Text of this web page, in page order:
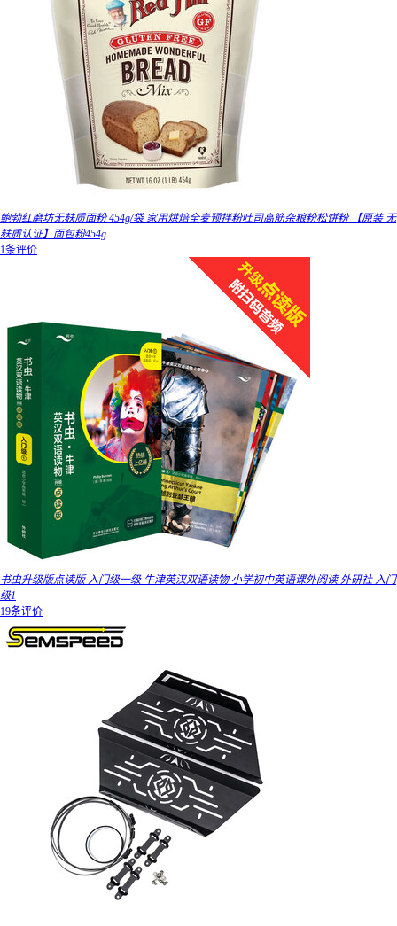
鲍勃红磨坊无麸质面粉 454g/袋 家用烘焙全麦预拌粉吐司高筋杂粮粉松饼粉 【原装 无
麸质认证】面包粉454g
1条评价
书虫升级版点读版 入门级一级 牛津英汉双语读物 小学初中英语课外阅读 外研社 入门
级1
19条评价